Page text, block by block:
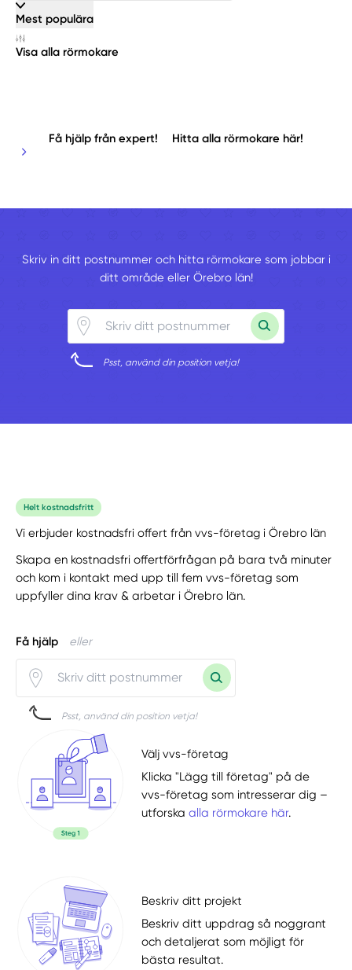
Mest populära
Visa alla rörmokare
Få hjälp från expert! Hitta alla rörmokare här!
Skriv in ditt postnummer och hitta rörmokare som jobbar i
ditt område eller Örebro län!
Psst, använd din position vetja!
Helt kostnadsfritt
Vi erbjuder kostnadsfri offert från vvs-företag i Örebro län
Skapa en kostnadsfri offertförfrågan på bara två minuter
och kom i kontakt med upp till fem vvs-företag som
uppfyller dina krav & arbetar i Örebro län.
Få hjälp eller
Psst, använd din position vetja!
Välj vvs-företag
Klicka "Lägg till företag" på de
vvs-företag som intresserar dig –
utforskaalla rörmokare här.
Beskriv ditt projekt
Beskriv ditt uppdrag så noggrant
och detaljerat som möjligt för
bästa resultat.